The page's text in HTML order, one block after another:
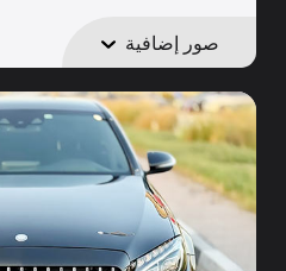
صور إضافية